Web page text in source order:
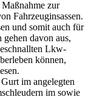
zur
Fahrzeuginsassen.
und somit auch für
davon aus,
Lkw-
können,
im angelegten
im sowie